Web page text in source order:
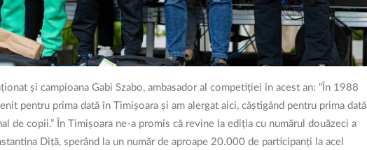
și campioana Gabi Szabo, ambasador al competiției în acest an: “În 1988
pentru prima dată în Timișoara și am alergat aici, câștigând pentru prima dată
de copii.” În Timișoara ne-a promis că revine la ediția cu numărul douăzeci a
Diță, sperând la un număr de aproape 20.000 de participanți la acel